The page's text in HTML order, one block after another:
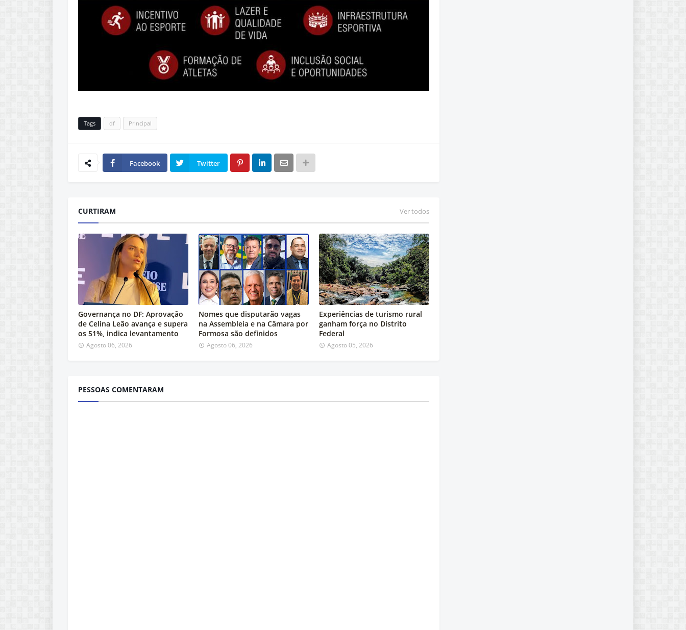
Tags df Principal
Facebook Twitter
CURTIRAM Ver todos
Governança no DF: Aprovação
de Celina Leão avança e supera
os 51%, indica levantamento
Agosto 06, 2026
Nomes que disputarão vagas
na Assembleia e na Câmara por
Formosa são definidos
Agosto 06, 2026
Experiências de turismo rural
ganham força no Distrito
Federal
Agosto 05, 2026
PESSOAS COMENTARAM